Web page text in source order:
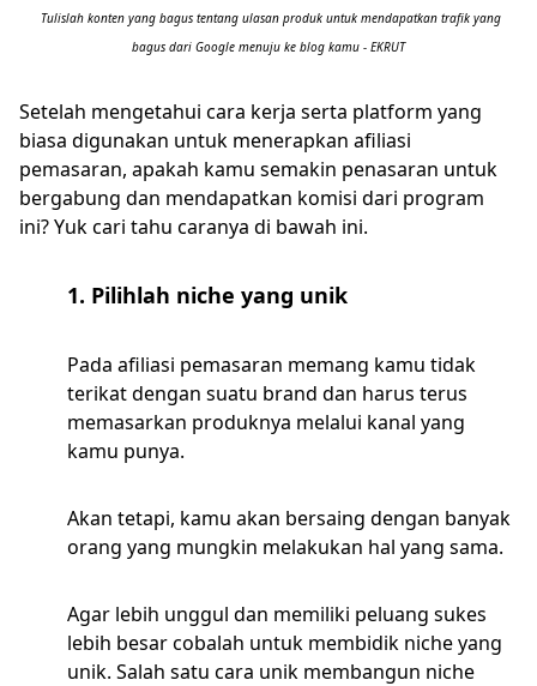
Tulislah konten yang bagus tentang ulasan produk untuk mendapatkan trafik yang
bagus dari Google menuju ke blog kamu - EKRUT
Setelah mengetahui cara kerja serta platform yang
biasa digunakan untuk menerapkan afiliasi
pemasaran, apakah kamu semakin penasaran untuk
bergabung dan mendapatkan komisi dari program
ini? Yuk cari tahu caranya di bawah ini.
1. Pilihlah niche yang unik
Pada afiliasi pemasaran memang kamu tidak
terikat dengan suatu brand dan harus terus
memasarkan produknya melalui kanal yang
kamu punya.
Akan tetapi, kamu akan bersaing dengan banyak
orang yang mungkin melakukan hal yang sama.
Agar lebih unggul dan memiliki peluang sukes
lebih besar cobalah untuk membidik niche yang
unik. Salah satu cara unik membangun niche